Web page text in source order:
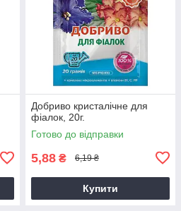
Добриво кристалічне для
фіалок, 20г.
Готово до відправки
5,88 ₴ 6,19 ₴
Купити